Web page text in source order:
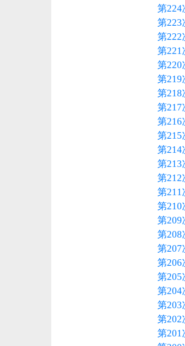
第224
第223
第222
第221
第220
第219
第218
第217
第216
第215
第214
第213
第212
第211
第210
第209
第208
第207
第206
第205
第204
第203
第202
第201